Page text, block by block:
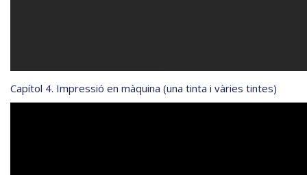
Capítol 4. Impressió en màquina (una tinta i vàries tintes)